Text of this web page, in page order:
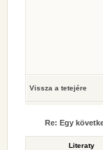
Vissza a tetejére
Re: Egy
Literaty